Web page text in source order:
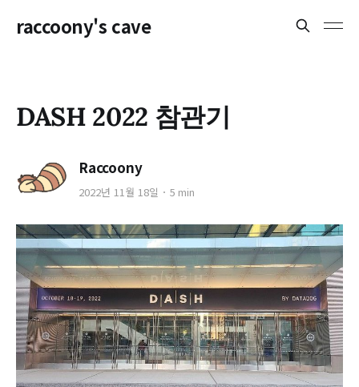
raccoony's cave
DASH 2022 참관기
Raccoony
2022년 11월 18일 5 min